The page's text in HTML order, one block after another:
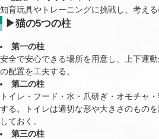
知育玩具やトレーニングに挑戦し、考える
▶猫の5つの柱
第一の柱
安全で安心できる場所を用意し、上下運
の配置を工夫する。
第二の柱
トイレ・フード・水・爪研ぎ・オモチャ
する。トイレは適切な形や大きさのもの
しておく。
第三の柱